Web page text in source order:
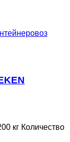
кг Количество